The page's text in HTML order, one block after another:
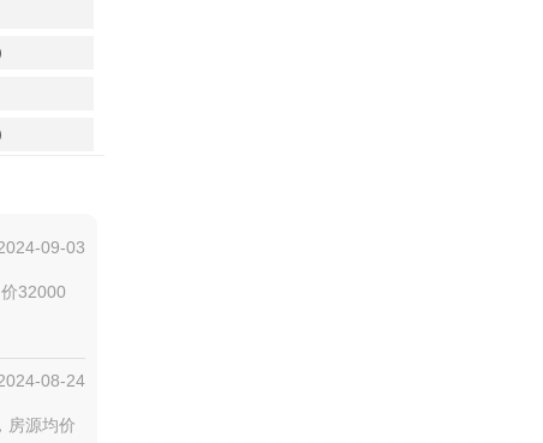
09-03
32000
08-24
房源均价